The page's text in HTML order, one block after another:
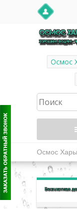
Осмос
Осмос
обратного